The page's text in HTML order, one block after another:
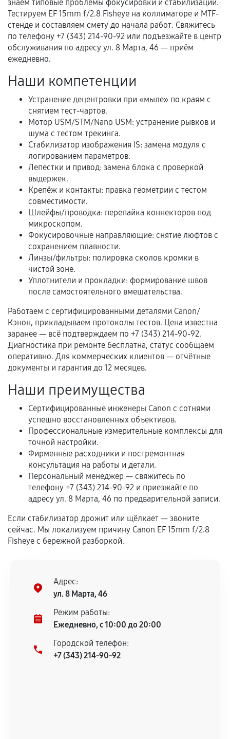
гарантии
Гарантийный талон.
Акт выполненных работ с датой, перечнем
услуг и сроком гарантии.
Документы на установленные комплектующие
Расширенная гарантия
В некоторых случаях возможно оформление
расширенной гарантии. Стоимость, сроки и
условия продления согласовываются отдельно и
фиксируются в документах.
Когда гарантия не действует
Нарушение правил эксплуатации,
механические повреждения, попадание влаги,
перегрев, коррозия.
третьих лиц.
Естественный износ деталей, если иное не
предусмотрено отдельно.
Обращение после окончания гарантийного
срока.
Программные сбои, если это не указано в
Если комплектующие куплены
самостоятельно
Гарантия на выполненные работы может
сохраняться полностью или частично, если
соблюдены следующие условия:
Предоставленные детали подходят по
техническим параметрам и не имеют внешних
дефектов.
При этом гарантия на сами комплектующие
остается на стороне производителя или
продавца. За качество сторонних деталей
сервисный центр ответственности не несет.
знаем типовые проблемы фокусировки и стабилизации.
Тестируем EF 15mm f/2.8 Fisheye на коллиматоре и MTF-
стенде и составляем смету до начала работ. Свяжитесь
по телефону +7 (343) 214-90-92 или подъезжайте в центр
обслуживания по адресу ул. 8 Марта, 46 — приём
ежедневно.
Наши компетенции
Устранение децентровки при «мыле» по краям с
снятием тест-чартов.
Мотор USM/STM/Nano USM: устранение рывков и
шума с тестом трекинга.
Стабилизатор изображения IS: замена модуля с
логированием параметров.
Лепестки и привод: замена блока с проверкой
выдержек.
Крепёж и контакты: правка геометрии с тестом
совместимости.
Шлейфы/проводка: перепайка коннекторов под
микроскопом.
Фокусировочные направляющие: снятие люфтов с
сохранением плавности.
Линзы/фильтры: полировка сколов кромки в
чистой зоне.
Уплотнители и прокладки: формирование швов
после самостоятельного вмешательства.
Работаем с сертифицированными деталями Canon/
Кэнон, прикладываем протоколы тестов. Цена известна
заранее — всё подтверждаем по +7 (343) 214-90-92.
Диагностика при ремонте бесплатна, статус сообщаем
оперативно. Для коммерческих клиентов — отчётные
документы и гарантия до 12 месяцев.
Наши преимущества
Сертифицированные инженеры Canon с сотнями
успешно восстановленных объективов.
Профессиональные измерительные комплексы для
точной настройки.
Фирменные расходники и постремонтная
консультация на работы и детали.
Персональный менеджер — свяжитесь по
телефону +7 (343) 214-90-92 и приезжайте по
адресу ул. 8 Марта, 46 по предварительной записи.
Если стабилизатор дрожит или щёлкает — звоните
сейчас. Мы локализуем причину Canon EF 15mm f/2.8
Fisheye с бережной разборкой.
Адрес:
ул. 8 Марта, 46
Режим работы:
Ежедневно, с 10:00 до 20:00
Городской телефон:
+7 (343) 214-90-92